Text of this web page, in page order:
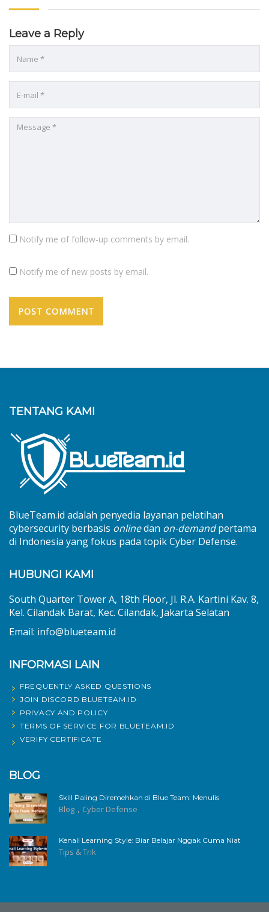
Leave a Reply
Notify me of follow-up comments by email.
Notify me of new posts by email.
TENTANG KAMI
BlueTeam.id adalah penyedia layanan pelatihan
cybersecurity berbasis onlinedan on-demandpertama
di Indonesia yang fokus pada topik Cyber Defense.
HUBUNGI KAMI
South Quarter Tower A, 18th Floor, Jl. R.A. Kartini Kav. 8,
Kel. Cilandak Barat, Kec. Cilandak, Jakarta Selatan
Email: info@blueteam.id
INFORMASI LAIN
FREQUENTLY ASKED QUESTIONS
JOIN DISCORD BLUETEAM.ID
PRIVACY AND POLICY
TERMS OF SERVICE FOR BLUETEAM.ID
VERIFY CERTIFICATE
BLOG
Skill Paling Diremehkan di Blue Team: Menulis
Blog , Cyber Defense
Kenali Learning Style: Biar Belajar Nggak Cuma Niat
Tips & Trik